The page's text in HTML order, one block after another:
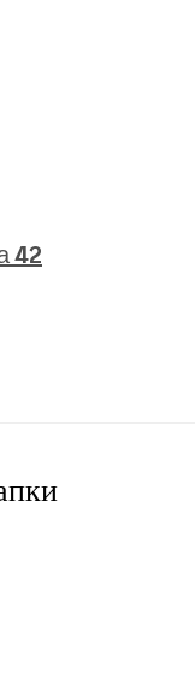
42